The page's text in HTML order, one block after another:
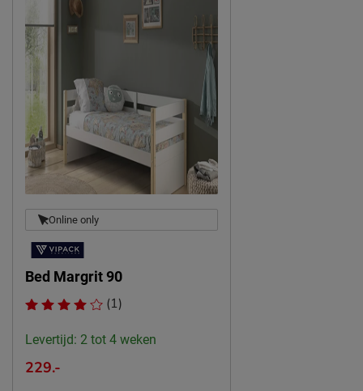
Leveranciersinformatie
Naam Vipack NV
Locatie
Meulebeeksestraat 51,
8710, Wielsbeke, België
Emailadres
Online only
Bed Margrit 90
(1)
Levertijd: 2 tot 4 weken
229.-